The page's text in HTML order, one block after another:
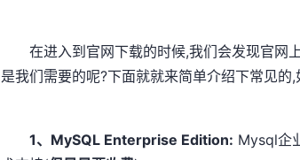
在进入到官网下载的时候,我们会发现官网
是我们需要的呢?下面就就来简单介绍下常见的,
1、MySQL Enterprise Edition: Mysql企